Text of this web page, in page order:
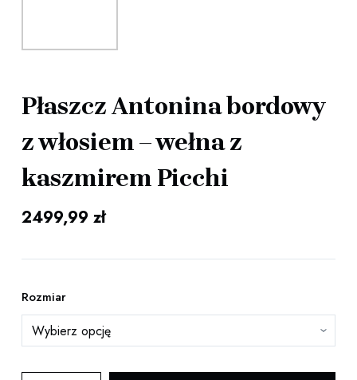
Płaszcz Antonina bordowy
z włosiem – wełna z
kaszmirem Picchi
2499,99 zł
Rozmiar